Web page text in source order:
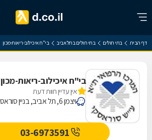
דף הבית בתי חולים בתי חולים בתל אביב בי"ח איכילוב-ריאות-מכון
בי"ח איכילוב-ריאות-מכון
אין עדיין חוות דעת
ויצמן 6, תל אביב, בניין סוראסקי, קומה 1, אגף ד'
03-6973591